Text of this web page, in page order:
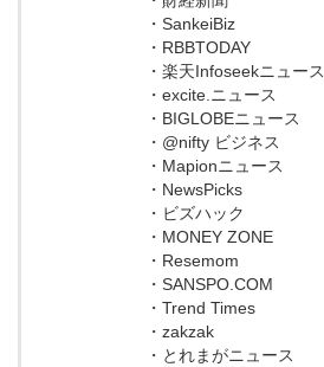
・SankeiBiz
・RBBTODAY
・楽天Infoseekニュース
・excite.ニュース
・BIGLOBEニュース
・@nifty ビジネス
・Mapionニュース
・NewsPicks
・ビズハック
・MONEY ZONE
・Resemom
・SANSPO.COM
・Trend Times
・zakzak
・とれまがニュース